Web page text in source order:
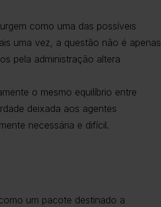
como uma das possíveis
uma vez, a questão não é apenas
pela administração altera
o mesmo equilíbrio entre
deixada aos agentes
necessária e difícil.
um pacote destinado a